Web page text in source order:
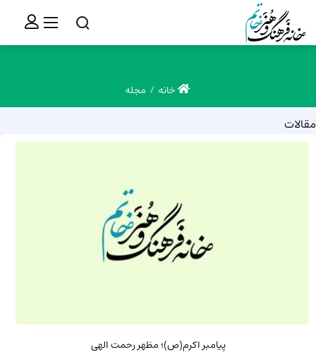
خانه مجله
مقالات
پیامبر اکرم(ص)؛ مظهر رحمت الهی